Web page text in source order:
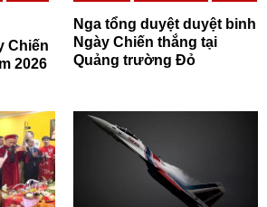
Chiến
2026
Nga tổng duyệt duyệt binh
Ngày Chiến thắng tại
Quảng trường Đỏ